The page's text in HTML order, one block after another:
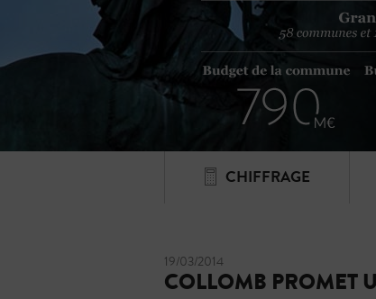
CHIFFRAGE
19/03/2014
COLLOMB PROMET